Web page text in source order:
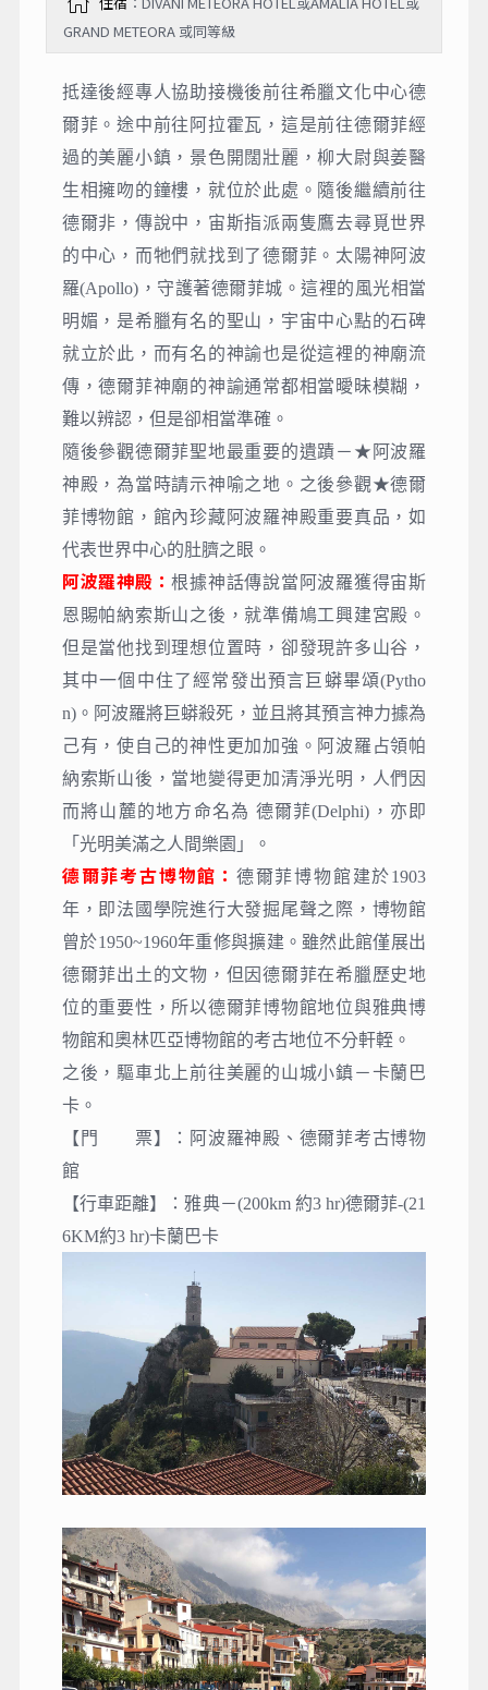
GRAND METEORA 或同等級
抵達後經專人協助接機後前往希臘文化中心德
爾菲。途中前往阿拉霍瓦，這是前往德爾菲經
過的美麗小鎮，景色開闊壯麗，柳大尉與姜醫
生相擁吻的鐘樓，就位於此處。隨後繼續前往
德爾非，傳說中，宙斯指派兩隻鷹去尋覓世界
的中心，而牠們就找到了德爾菲。太陽神阿波
羅(Apollo)，守護著德爾菲城。這裡的風光相當
明媚，是希臘有名的聖山，宇宙中心點的石碑
就立於此，而有名的神諭也是從這裡的神廟流
傳，德爾菲神廟的神諭通常都相當曖昧模糊，
難以辨認，但是卻相當準確。
隨後參觀德爾菲聖地最重要的遺蹟－★阿波羅
神殿，為當時請示神喻之地。之後參觀★德爾
菲博物館，館內珍藏阿波羅神殿重要真品，如
代表世界中心的肚臍之眼。
阿波羅神殿：根據神話傳說當阿波羅獲得宙斯
恩賜帕納索斯山之後，就準備鳩工興建宮殿。
但是當他找到理想位置時，卻發現許多山谷，
其中一個中住了經常發出預言巨蟒畢頌(Pytho
n)。阿波羅將巨蟒殺死，並且將其預言神力據為
己有，使自己的神性更加加強。阿波羅占領帕
納索斯山後，當地變得更加清淨光明，人們因
而將山麓的地方命名為 德爾菲(Delphi)，亦即
「光明美滿之人間樂園」。
德爾菲考古博物館： 德爾菲博物館建於1903
年，即法國學院進行大發掘尾聲之際，博物館
曾於1950~1960年重修與擴建。雖然此館僅展出
德爾菲出土的文物，但因德爾菲在希臘歷史地
位的重要性，所以德爾菲博物館地位與雅典博
物館和奧林匹亞博物館的考古地位不分軒輊。
之後，驅車北上前往美麗的山城小鎮－卡蘭巴
卡。
【門 票】
：
阿波羅神殿、德爾菲考古博物
館
【行車距離】：雅典－(200km 約3 hr)德爾菲-(21
6KM約3 hr)卡蘭巴卡